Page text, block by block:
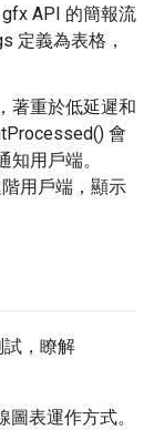
API 的簡報流
定義為表格，
著重於低延遲和
會
用戶端。
用戶端，顯示
，瞭解
表運作方式。